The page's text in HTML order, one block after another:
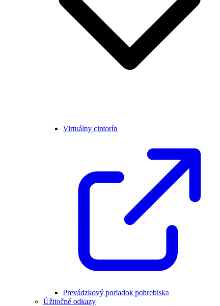
Virtuálny cintorín
Prevádzkový poriadok pohrebiska
Úžitočné odkazy